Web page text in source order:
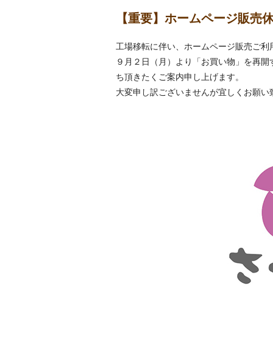
【重要】ホームページ販売
工場移転に伴い、ホームページ販売ご
９月２日（月）より「お買い物」を再
ち頂きたくご案内申し上げます。
大変申し訳ございませんが宜しくお願い